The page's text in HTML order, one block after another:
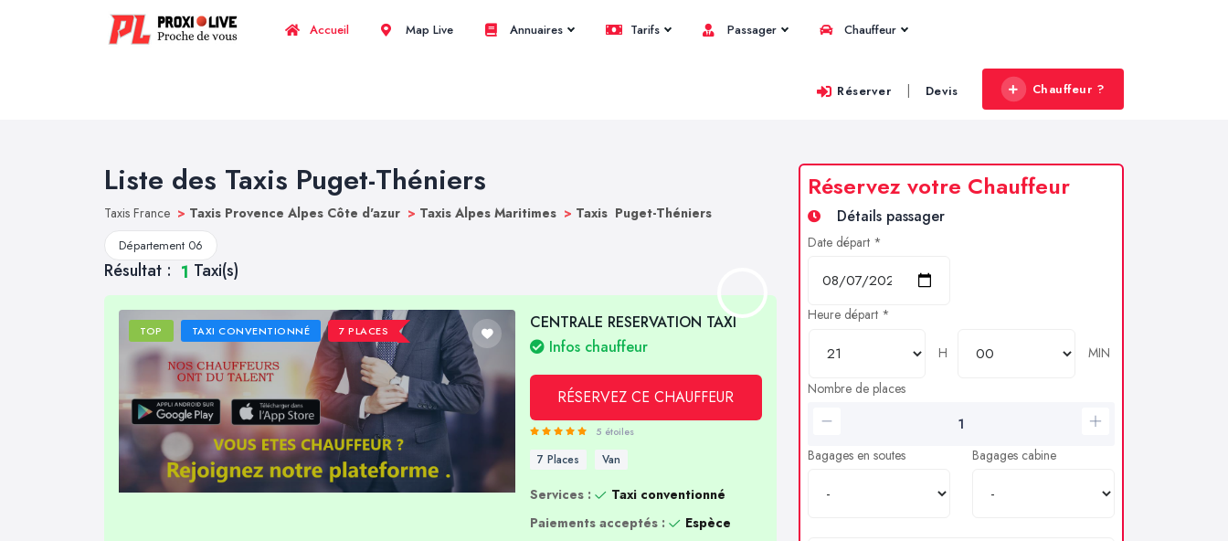
Accueil Map Live Annuaires Tarifs Passager Chauffeur
Réserver | Devis Chauffeur ?
Liste des Taxis Puget-Théniers
Taxis France > Taxis Provence Alpes Côte d'azur > Taxis Alpes Maritimes > Taxis Puget-Théniers
Département 06
Résultat : 1 Taxi(s)
TOP TAXI CONVENTIONNÉ 7 PLACES
CENTRALE RESERVATION TAXI
Infos chauffeur
RÉSERVEZ CE CHAUFFEUR
5 étoiles
7 Places Van
Services :
Taxi conventionné
Paiements acceptés :
Espèce
Réservez votre Chauffeur
Détails passager
Date départ *
Heure départ *
H
MIN
Nombre de places
Bagages en soutes Bagages cabine